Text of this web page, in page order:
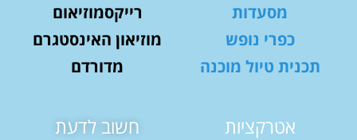
מסעדות
כפרי נופש
תכנית טיול מוכנה
רייקסמוזיאום
מוזיאון האינסטגרם
מדורדם
אטרקציות חשוב לדעת